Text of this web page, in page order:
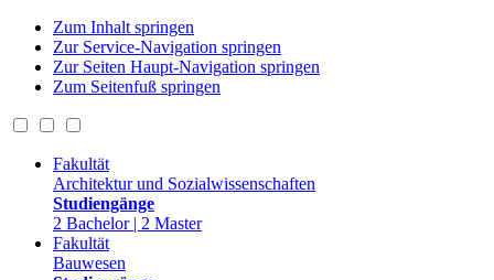
Zum Inhalt springen
Zur Service-Navigation springen
Zur Seiten Haupt-Navigation springen
Zum Seitenfuß springen
Fakultät
Architektur und Sozialwissenschaften
Studiengänge
2 Bachelor | 2 Master
Fakultät
Bauwesen